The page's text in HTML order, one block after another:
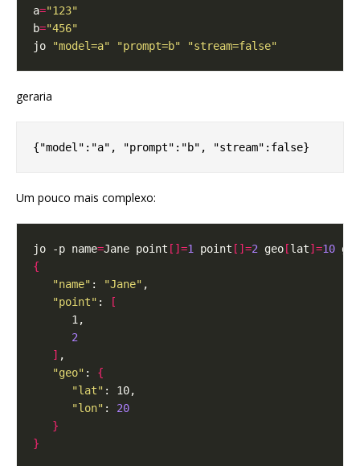
a="123"
b="456"
jo
"model=a" "prompt=b" "stream=false"
geraria
Um pouco mais complexo:
jo -p name=Jane point []=1 point []=2 geo [lat]=10 geo
{
"name" : "Jane"
"point" :
[
2
]
"geo" : {
"lat"
"lon" : 20
}
}